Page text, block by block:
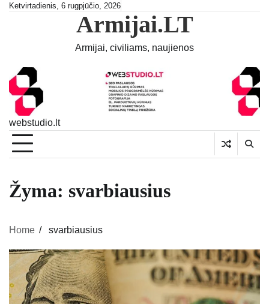
SkipKetvirtadienis, 6 rugpjūčio, 2026
Armijai.LT
Armijai, civiliams, naujienos
webstudio.lt
Žyma: svarbiausius
Home svarbiausius